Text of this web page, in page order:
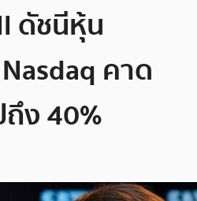
ดัชนีหุ้น
คาด
ง 40%